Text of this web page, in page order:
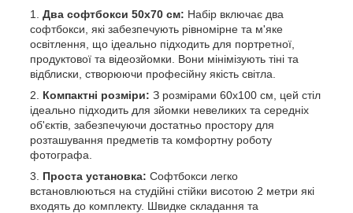
Два софтбокси 50х70 см: Набір включає два
софтбокси, які забезпечують рівномірне та м'яке
освітлення, що ідеально підходить для портретної,
продуктової та відеозйомки. Вони мінімізують тіні та
відблиски, створюючи професійну якість світла.
Компактні розміри: З розмірами 60х100 см, цей стіл
ідеально підходить для зйомки невеликих та середніх
об'єктів, забезпечуючи достатньо простору для
розташування предметів та комфортну роботу
фотографа.
Проста установка: Софтбокси легко
встановлюються на студійні стійки висотою 2 метри які
входять до комплекту. Швидке складання та